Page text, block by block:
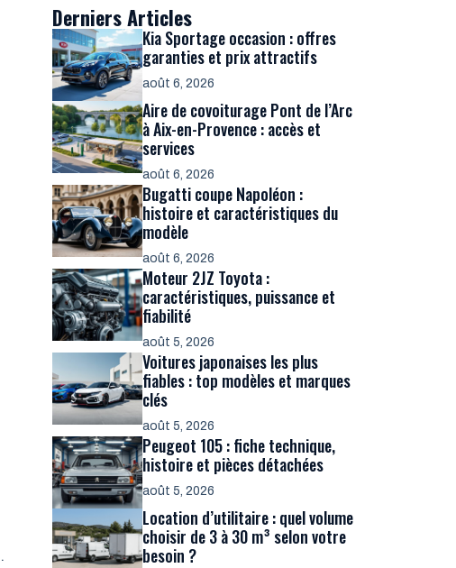
.
Derniers Articles
Kia Sportage occasion : offres
garanties et prix attractifs
août 6, 2026
Aire de covoiturage Pont de l’Arc
à Aix-en-Provence : accès et
services
août 6, 2026
Bugatti coupe Napoléon :
histoire et caractéristiques du
modèle
août 6, 2026
Moteur 2JZ Toyota :
caractéristiques, puissance et
fiabilité
août 5, 2026
Voitures japonaises les plus
fiables : top modèles et marques
clés
août 5, 2026
Peugeot 105 : fiche technique,
histoire et pièces détachées
août 5, 2026
Location d’utilitaire : quel volume
choisir de 3 à 30 m³ selon votre
besoin ?